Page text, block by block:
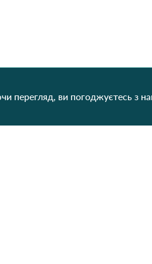
ви погоджуєтесь з